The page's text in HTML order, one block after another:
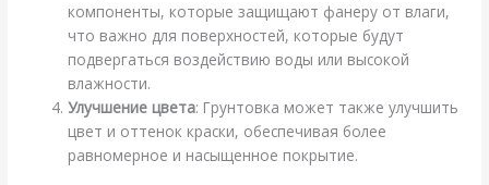
компоненты, которые защищают фанеру от влаги,
что важно для поверхностей, которые будут
подвергаться воздействию воды или высокой
влажности.
Улучшение цвета: Грунтовка может также улучшить
цвет и оттенок краски, обеспечивая более
равномерное и насыщенное покрытие.